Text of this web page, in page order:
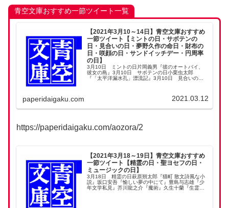
青空文庫おすすめ一節ツイート一覧
【2021年3月10～14日】青空文庫おすすめ
一節ツイート【ミントの日・サボテンの
日・見合いの日・夢野久作の命日・財布の
日・咲顔の日・サンドイッチデー・円周率
の日】
3月10日 ミントの日片岡義男『彼のオートバイ、
彼女の島』3月10日 サボテンの日小栗虫太郎
『「太平洋漏水孔」漂流記』3月10日 見合いの日
paperidaigaku.com 2021.03.12
https://paperidaigaku.com/aozora/2
【2021年3月18～19日】青空文庫おすすめ
一節ツイート【精霊の日・聖ヨセフの日・
ミュージックの日】
3月18日 精霊の日萩原朔太郎『猫町 散文詩風な小
説』坂口安吾『愉しい夢の中にて』豊島与志雄『少
年文学私見』芥川龍之介『魔術』久生十蘭『生霊』3